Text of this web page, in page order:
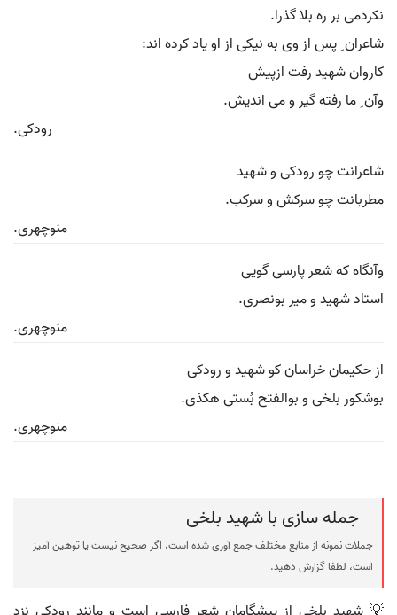
نکردمی بر ره بلا گذرا.
شاعران ِ پس از وی به نیکی از او یاد کرده اند:
کاروان شهید رفت ازپیش
وآن ِ ما رفته گیر و می اندیش.
رودکی.
شاعرانت چو رودکی و شهید
مطربانت چو سرکش و سرکب.
منوچهری.
وآنگاه که شعر پارسی گویی
استاد شهید و میر بونصری.
منوچهری.
از حکیمان خراسان کو شهید و رودکی
بوشکور بلخی و بوالفتح بُستی هکذی.
منوچهری.
جمله سازی با شهید بلخی
جملات نمونه از منابع مختلف جمع آوری شده است، اگر صحیح نیست یا توهین آمیز
است، لطفا گزارش دهید.